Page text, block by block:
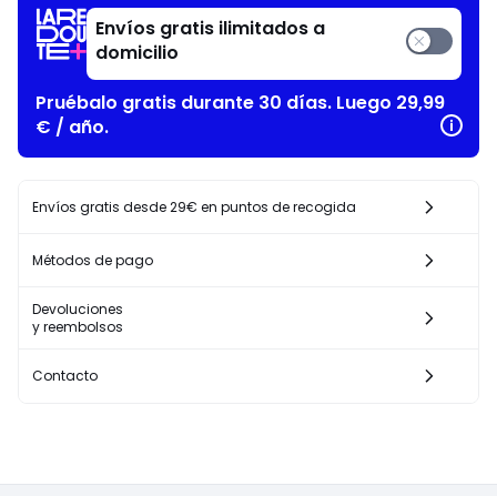
Envíos gratis ilimitados a
domicilio
Pruébalo gratis durante 30 días. Luego 29,99
€ / año.
Envíos gratis desde 29€ en puntos de recogida
Métodos de pago
Devoluciones
y reembolsos
Contacto